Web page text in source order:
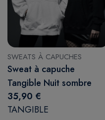
SWEATS À CAPUCHES
Sweat à capuche
Tangible Nuit sombre
35,90 €
TANGIBLE